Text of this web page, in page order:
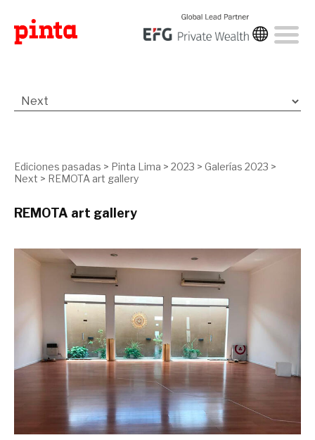
Ediciones pasadas > Pinta Lima > 2023 > Galerías 2023 >
Next > REMOTA art gallery
REMOTA art gallery